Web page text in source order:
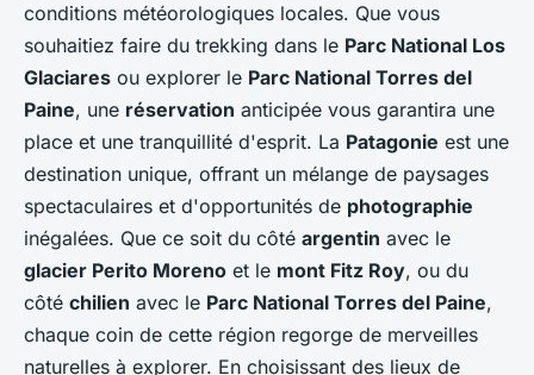
conditions météorologiques locales. Que vous
souhaitiez faire du trekking dans le Parc National Los
Glaciares ou explorer le Parc National Torres del
Paine, une réservation anticipée vous garantira une
place et une tranquillité d'esprit. La Patagonie est une
destination unique, offrant un mélange de paysages
spectaculaires et d'opportunités de photographie
inégalées. Que ce soit du côté argentin avec le
glacier Perito Moreno et le mont Fitz Roy, ou du
côté chilien avec le Parc National Torres del Paine,
chaque coin de cette région regorge de merveilles
naturelles à explorer. En choisissant des lieux de